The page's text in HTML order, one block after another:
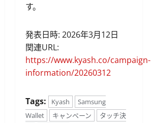
す。
発表日時: 2026年3月12日
関連URL:
https://www.kyash.co/campaign-
information/20260312
Tags: Kyash
Samsung
Wallet
キャンペーン
タッチ決